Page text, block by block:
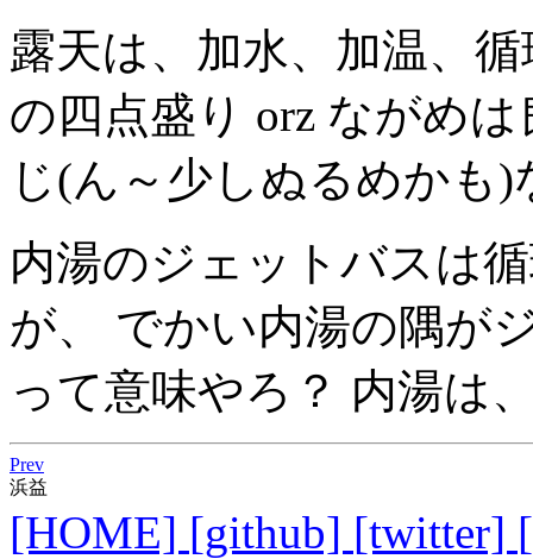
露天は、加水、加温、
の四点盛り orz ながめ
じ(ん～少しぬるめかも
内湯のジェットバスは
が、 でかい内湯の隅が
って意味やろ？ 内湯は
Prev
浜益
[HOME] [github] [twitter]